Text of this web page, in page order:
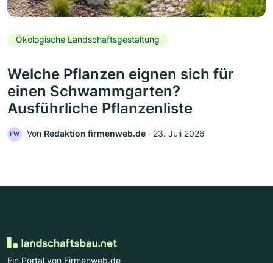
Ökologische Landschaftsgestaltung
Welche Pflanzen eignen sich für
einen Schwammgarten?
Ausführliche Pflanzenliste
FW Von Redaktion firmenweb.de ‧ 23. Juli 2026
Ein Portal von Firmenweb.de